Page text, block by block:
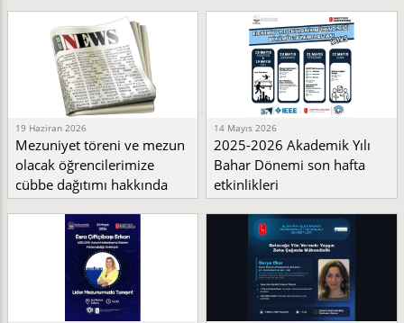
19 Haziran 2026
Mezuniyet töreni ve mezun
olacak öğrencilerimize
cübbe dağıtımı hakkında
14 Mayıs 2026
2025-2026 Akademik Yılı
Bahar Dönemi son hafta
etkinlikleri